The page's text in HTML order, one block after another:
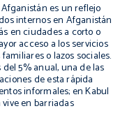
es un reflejo
internos en Afganistán
en ciudades a corto o
acceso a los servicios
o lazos sociales.
5% anual, una de las
de esta rápida
informales; en Kabul
en barriadas